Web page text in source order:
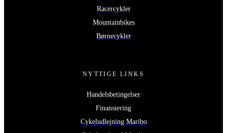
Racercykler
Mountainbikes
Børnecykler
NYTTIGE LINKS
Handelsbetingelser
Finansiering
Cykeludlejning Maribo